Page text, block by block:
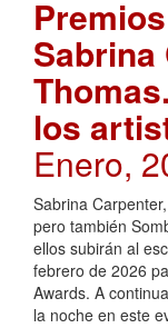
Sabrina
los
Enero,
Sabrina
pero también
ellos subirán al
febrero de 2026
Awards. A
la noche en este